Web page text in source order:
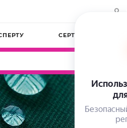
СЕРТИФИКАТЫ